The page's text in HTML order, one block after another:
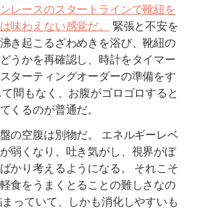
レースのスタートラインで靴紐を
味わえない感覚だ。
緊張と不安を
き起こるざわめきを浴び、靴紐の
うかを再確認し、時計をタイマー
ターティングオーダーの準備をす
間もなく、お腹がゴロゴロすると
くるのが普通だ。
の空腹は別物だ。 エネルギーレベ
弱くなり、吐き気がし、視界がぼ
かり考えるようになる。 それこそ
食をうまくとることの難しさなの
っていて、しかも消化しやすいも